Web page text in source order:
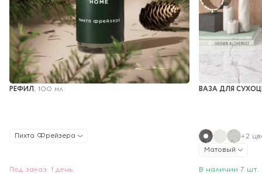
РЕФИЛ, 100 мл
Пихта Фрейзера
Под заказ: 1 день
ВАЗА ДЛЯ
+2
Матовый
В наличии 7 шт.